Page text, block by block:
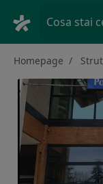
Cosa stai
Homepage